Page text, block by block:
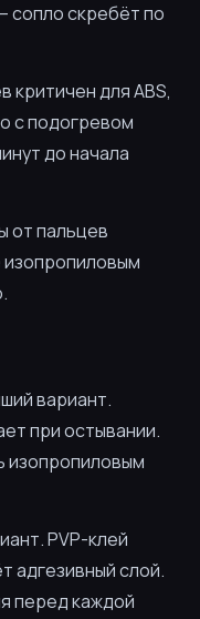
сопло скребёт по
критичен для ABS,
с подогревом
до начала
от пальцев
вариант.
при остывании.
изопропиловым
PVP-клей
адгезивный слой.
перед каждой